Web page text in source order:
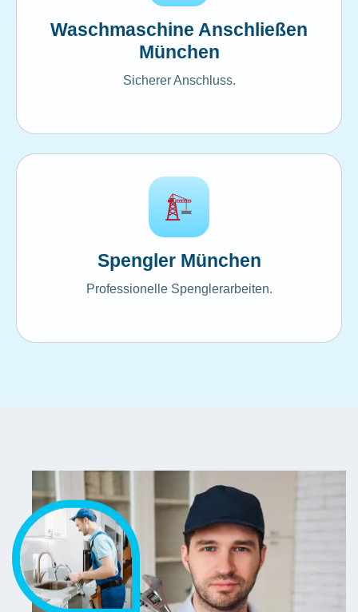
Waschmaschine Anschließen
München
Sicherer Anschluss.
Spengler München
Professionelle Spenglerarbeiten.